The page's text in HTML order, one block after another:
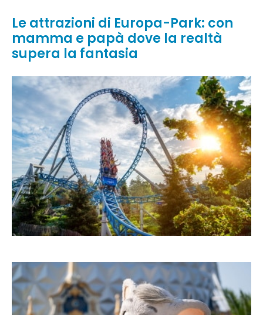
Le attrazioni di Europa-Park: con
mamma e papà dove la realtà
supera la fantasia